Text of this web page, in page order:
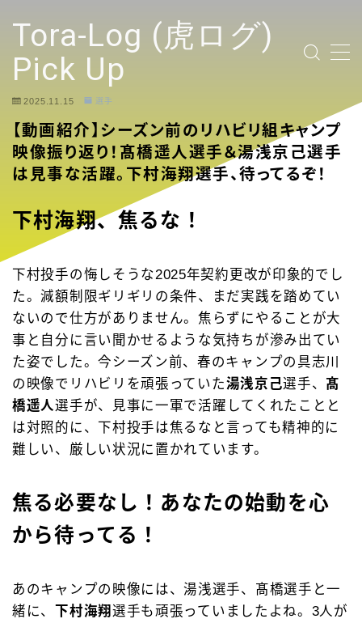
Tora-Log (虎ログ)
Pick Up
TOP PAGE
2024 Tigers Ticket
YouTubeリンク投稿
選手
試合ハイライト
2025.11.15 選手
【動画紹介】シーズン前のリハビリ組キャンプ
映像振り返り！髙橋遥人選手＆湯浅京己選手
は見事な活躍。下村海翔選手、待ってるぞ！
下村海翔、焦るな！
下村投手の悔しそうな2025年契約更改が印象的でし
た。減額制限ギリギリの条件、まだ実践を踏めてい
ないので仕方がありません。焦らずにやることが大
事と自分に言い聞かせるような気持ちが滲み出てい
た姿でした。今シーズン前、春のキャンプの具志川
の映像でリハビリを頑張っていた湯浅京己選手、 髙
橋遥人選手が、見事に一軍で活躍してくれたことと
は対照的に、下村投手は焦るなと言っても精神的に
難しい、厳しい状況に置かれています。
焦る必要なし！あなたの始動を心
から待ってる！
あのキャンプの映像には、湯浅選手、髙橋選手と一
緒に、下村海翔 選手も頑張っていましたよね。3人が